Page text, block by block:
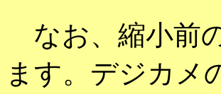
なお、縮小前
ます。デジカメ